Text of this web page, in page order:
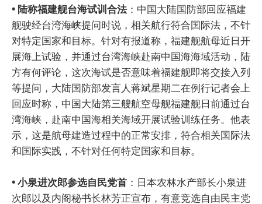
• 陆称福建舰台海试训合法 ：中国大陆国防部回应福建
舰驶经台湾海峡提问时说，相关航行符合国际法，不针
对特定国家和目标。针对有报道称，福建舰航母近日开
展海上试验，并通过台湾海峡赴南中国海海域活动，陆
方有何评论，这次海试是否意味着福建舰即将交接入列
等提问，大陆国防部发言人蒋斌星期二在例行记者会上
回应时称，中国大陆第三艘航空母舰福建舰日前通过台
湾海峡，赴南中国海相关海域开展试验训练任务。他表
示，这是航母建造过程中的正常安排，符合相关国际法
和国际实践，不针对任何特定国家和目标。
• 小泉进次郎参选自民党首 ：日本农林水产部长小泉进
次郎以及内阁秘书长林芳正宣布，有意竞选自由民主党